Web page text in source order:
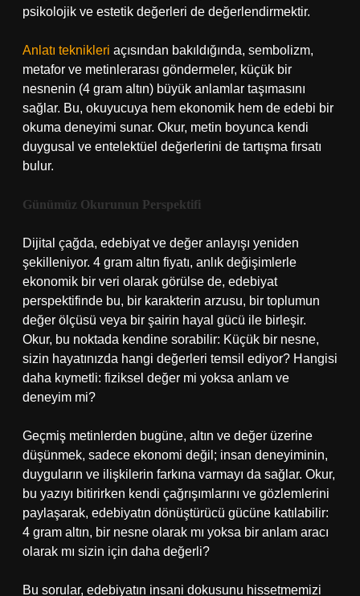
psikolojik ve estetik değerleri de değerlendirmektir.
Anlatı teknikleri açısından bakıldığında, sembolizm,
metafor ve metinlerarası göndermeler, küçük bir
nesnenin (4 gram altın) büyük anlamlar taşımasını
sağlar. Bu, okuyucuya hem ekonomik hem de edebi bir
okuma deneyimi sunar. Okur, metin boyunca kendi
duygusal ve entelektüel değerlerini de tartışma fırsatı
bulur.
Günümüz Okurunun Perspektifi
Dijital çağda, edebiyat ve değer anlayışı yeniden
şekilleniyor. 4 gram altın fiyatı, anlık değişimlerle
ekonomik bir veri olarak görülse de, edebiyat
perspektifinde bu, bir karakterin arzusu, bir toplumun
değer ölçüsü veya bir şairin hayal gücü ile birleşir.
Okur, bu noktada kendine sorabilir: Küçük bir nesne,
sizin hayatınızda hangi değerleri temsil ediyor? Hangisi
daha kıymetli: fiziksel değer mi yoksa anlam ve
deneyim mi?
Geçmiş metinlerden bugüne, altın ve değer üzerine
düşünmek, sadece ekonomi değil; insan deneyiminin,
duyguların ve ilişkilerin farkına varmayı da sağlar. Okur,
bu yazıyı bitirirken kendi çağrışımlarını ve gözlemlerini
paylaşarak, edebiyatın dönüştürücü gücüne katılabilir:
4 gram altın, bir nesne olarak mı yoksa bir anlam aracı
olarak mı sizin için daha değerli?
Bu sorular, edebiyatın insani dokusunu hissetmemizi